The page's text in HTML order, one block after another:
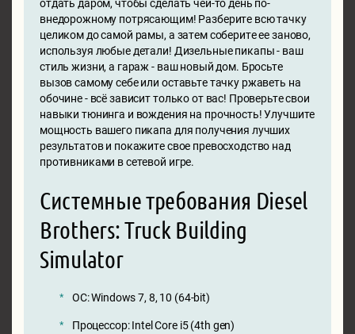
отдать даром, чтобы сделать чей-то день по-
внедорожному потрясающим! Разберите всю тачку
целиком до самой рамы, а затем соберите ее заново,
используя любые детали! Дизельные пикапы - ваш
стиль жизни, а гараж - ваш новый дом. Бросьте
вызов самому себе или оставьте тачку ржаветь на
обочине - всё зависит только от вас! Проверьте свои
навыки тюнинга и вождения на прочность! Улучшите
мощность вашего пикапа для получения лучших
результатов и покажите свое превосходство над
противниками в сетевой игре.
Системные требования Diesel
Brothers: Truck Building
Simulator
ОС: Windows 7, 8, 10 (64-bit)
Процессор: Intel Core i5 (4th gen)